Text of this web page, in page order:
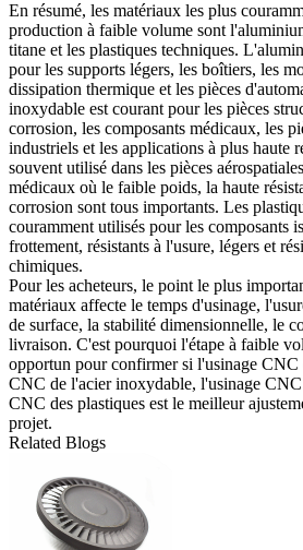
En résumé, les matériaux les plus
production à faible volume sont
titane et les plastiques techniques.
pour les supports légers, les boîtiers, les
dissipation thermique et les pièces
inoxydable est courant pour les pièces
corrosion, les composants médicaux, les
industriels et les applications à plus haute
souvent utilisé dans les pièces
médicaux où le faible poids, la haute
corrosion sont tous importants. Les
couramment utilisés pour les composants
frottement, résistants à l'usure, légers et
chimiques.
Pour les acheteurs, le point le plus
matériaux affecte le temps d'usinage,
de surface, la stabilité dimensionnelle, le
livraison. C'est pourquoi l'étape à faible
opportun pour confirmer si l'usinage
CNC de l'acier inoxydable, l'usinage
CNC des plastiques est le meilleur
projet.
Related Blogs